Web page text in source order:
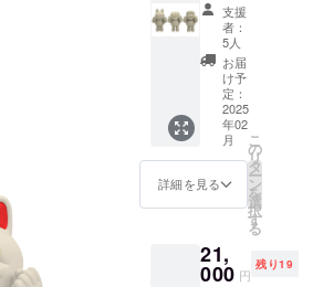
延する
可能性
があり
ます。
品とは
デザイ
ン、色
味、仕
様が異
なる場
合があ
りま
す。 ※
リター
ンの提
状況に
より遅
] アイボ
リー素
体 3体
セット
新作ソ
フビ[
FREAK
HEADS
]のアイ
ボリー
素体 3
トで
す。 ・
支援
者：
5人
お届
け予
定：
2025
年02
月
詳細を見る
こ
の
リ
タ
ー
ン
を
選
択
す
る
21,
000 円
残り19